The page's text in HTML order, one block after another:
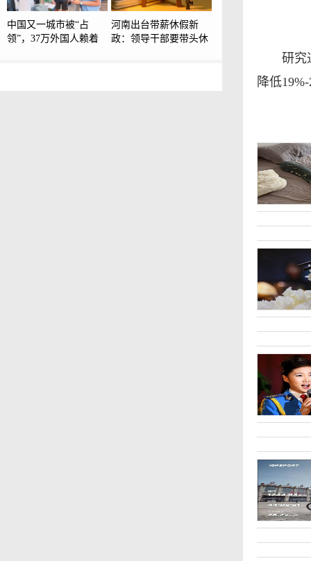
中国又一城市被“占
领”，37万外国人赖着
河南出台带薪休假新
政：领导干部要带头休
研究
降低